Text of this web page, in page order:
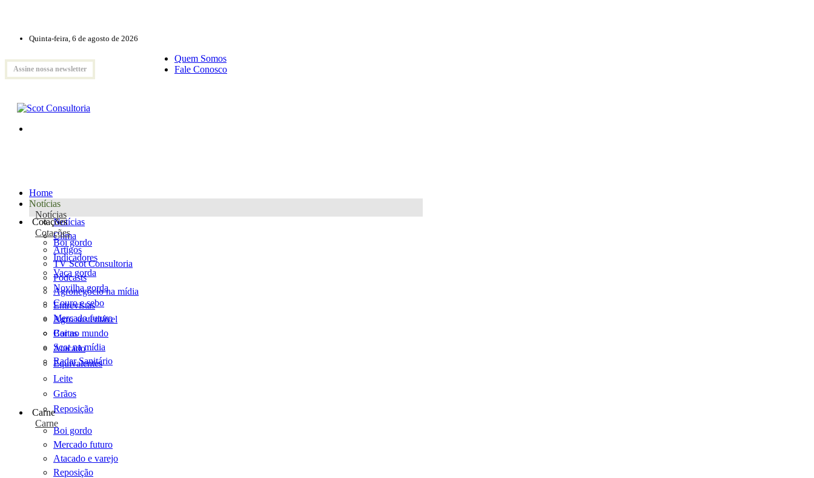
Quinta-feira, 6 de agosto de 2026
Assine nossa newsletter
Quem Somos
Fale Conosco
Home
Notícias
Notícias
Notícias
Clima
Artigos
TV Scot Consultoria
Podcasts
Agronegócio na mídia
Entrevistas
Agro sustentável
Cartas
Scot na mídia
Radar Sanitário
Cotações
Cotações
Boi gordo
Indicadores
Vaca gorda
Novilha gorda
Couro e sebo
Mercado futuro
Boi no mundo
Atacado
Equivalentes
Leite
Grãos
Reposição
Carne
Carne
Boi gordo
Mercado futuro
Atacado e varejo
Reposição